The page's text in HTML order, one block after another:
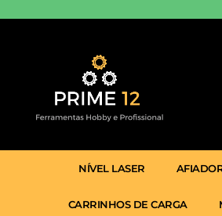
NÍVEL LASER
CARRINHOS DE CARGA